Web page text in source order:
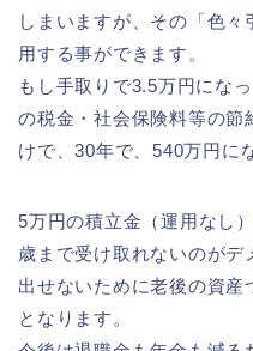
しまいますが、その「色
用する事ができます。
もし手取りで3.5万円にな
の税金・社会保険料等の節
けで、30年で、540万円に
5万円の積立金（運用なし
歳まで受け取れないのがデ
出せないために老後の資
となります。